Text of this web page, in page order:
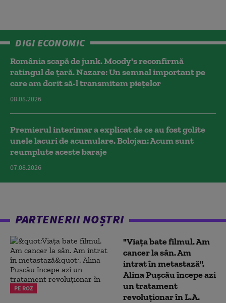
DIGI ECONOMIC
România scapă de junk. Moody's reconfirmă
ratingul de țară. Nazare: Un semnal important pe
care am dorit să-l transmitem piețelor
08.08.2026
Premierul interimar a explicat de ce au fost golite
unele lacuri de acumulare. Bolojan: Acum sunt
reumplute aceste baraje
07.08.2026
PARTENERII NOȘTRI
PE ROZ
"Viața bate filmul. Am
cancer la sân. Am
intrat în metastază".
Alina Pușcău începe azi
un tratament
revoluționar în L.A.